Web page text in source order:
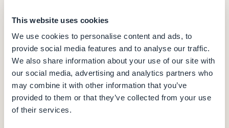
This website uses cookies
We use cookies to personalise content and ads, to
provide social media features and to analyse our traffic.
We also share information about your use of our site with
our social media, advertising and analytics partners who
may combine it with other information that you’ve
provided to them or that they’ve collected from your use
of their services.
Hébergement et base de données (données
en Europe)
CMS et back-office éditorial
Notifications push (10 000/mois)
Analytics intégrés
Output PWA
0 % de commission sur les transactions